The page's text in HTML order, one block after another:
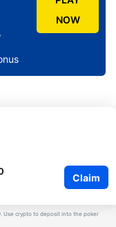
NOW
Claim
Use crypto to deposit into the poker